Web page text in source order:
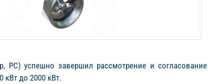
РС) успешно завершил рассмотрение и
до 2000 кВт.